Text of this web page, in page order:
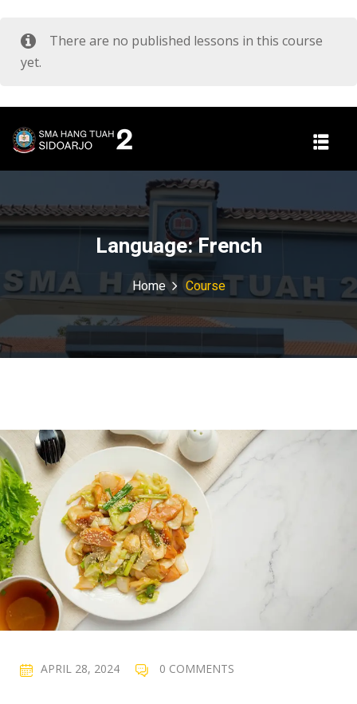
There are no published lessons in this course
yet.
Language:French
Home Course
APRIL 28, 2024 0 COMMENTS